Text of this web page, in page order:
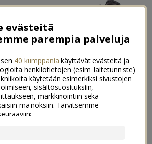
Palautuminen toisen raskauden jälkeen
Leppoisaa oloa kotona→
Evolution Pro
evästeitä
parempia palveluja
40 kumppania käyttävät evästeitä ja
henkilötietojen (esim. laitetunniste)
käytetään esimerkiksi sivustojen
sisältösuosituksiin,
markkinointiin sekä
mainoksiin. Tarvitsemme